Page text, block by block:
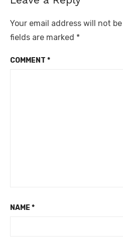
Your email address will not
fields are marked *
COMMENT *
NAME *